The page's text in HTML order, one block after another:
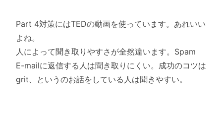
Part 4対策にはTEDの動画を使っています。あれいい
よね。
人によって聞き取りやすさが全然違います。Spam
E-mailに返信する人は聞き取りにくい。 成功のコツは
grit、というのお話をしている人は聞きやすい。